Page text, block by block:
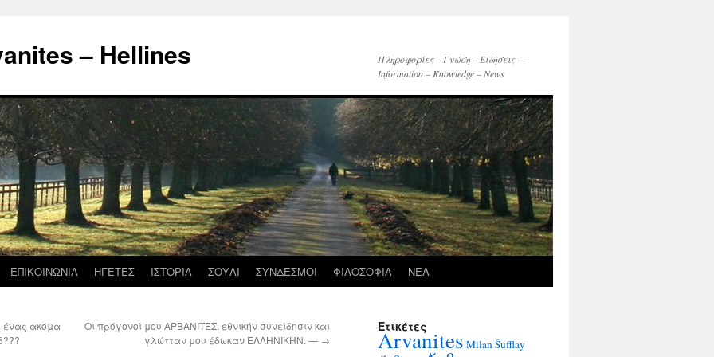
– Hellines
Πληροφορίες – Γνώση – Ειδήσεις —
Information – Knowledge – News
ΕΠΙΚΟΙΝΩΝΙΑ ΗΓΕΤΕΣ ΙΣΤΟΡΙΑ ΣΟΥΛΙ ΣΥΝΔΕΣΜΟΙ ΦΙΛΟΣΟΦΙΑ ΝΕΑ
ένας ακόμα
Οι πρόγονοί μου ΑΡΒΑΝΙΤΕΣ, εθνικήν συνείδησιν και
γλώτταν μου έδωκαν ΕΛΛΗΝΙΚΗΝ. — →
Ετικέτες
Arvanites Milan Šufflay